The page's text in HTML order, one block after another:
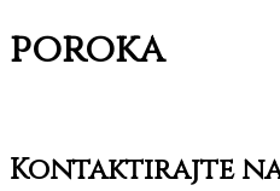
poroka
Kontaktirajte